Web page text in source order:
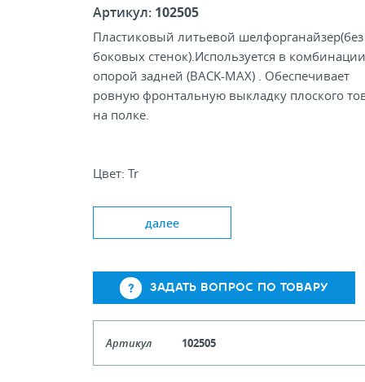
Артикул: 102505
Пластиковый литьевой шелфорганайзер(без
боковых стенок).Используется в
опорой задней (BACK-MAX) . Обеспечивает
ровную фронтальную выкладку плоского
на полке.
Цвет: Tr
далее
ЗАДАТЬ ВОПРОС ПО ТОВАРУ
Артикул 102505